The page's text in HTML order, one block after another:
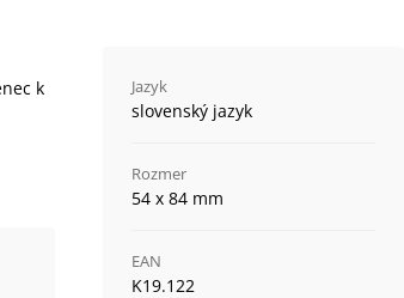
k
Jazyk
slovenský jazyk
Rozmer
54 x 84 mm
EAN
K19.122